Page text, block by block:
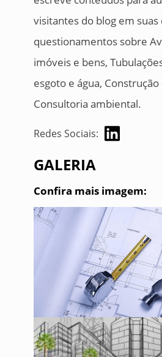
visitantes do blog em suas
questionamentos sobre
imóveis e bens,
esgoto e água,
Consultoria ambiental.
Redes Sociais:
GALERIA
Confira mais imagem: